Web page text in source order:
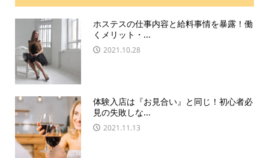
ホステスの仕事内容と給料事情を暴露！働
くメリット・...
2021.10.28
体験入店は『お見合い』と同じ！初心者必
見の失敗しな...
2021.11.13